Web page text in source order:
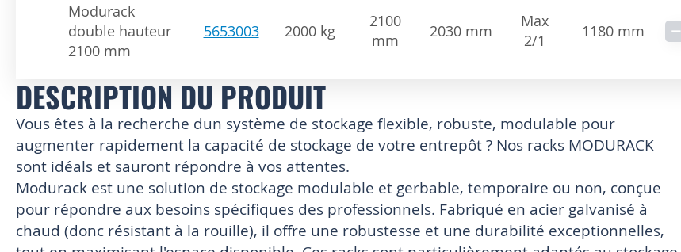
Modurack
double hauteur
2100 mm
5653003 2000 kg
2100
mm
2030 mm
Max
2/1
1180 mm −
DESCRIPTION DU PRODUIT
Vous êtes à la recherche dun système de stockage flexible, robuste, modulable pour
augmenter rapidement la capacité de stockage de votre entrepôt ? Nos racks MODURACK
sont idéals et sauront répondre à vos attentes.
Modurack est une solution de stockage modulable et gerbable, temporaire ou non, conçue
pour répondre aux besoins spécifiques des professionnels. Fabriqué en acier galvanisé à
chaud (donc résistant à la rouille), il offre une robustesse et une durabilité exceptionnelles,